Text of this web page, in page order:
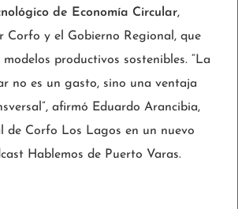
de Economía Circular,
Corfo y el Gobierno Regional, que
productivos sostenibles. “La
no es un gasto, sino una ventaja
afirmó Eduardo Arancibia,
de Corfo Los Lagos en un nuevo
Hablemos de Puerto Varas.